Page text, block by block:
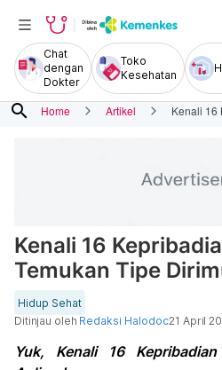
Chat
dengan
Dokter
Toko
Kesehatan
search Home Artikel Kenali 16
Kenali 16
Temukan Tipe
Hidup Sehat
Ditinjau oleh Redaksi Halodoc21 April
Yuk, Kenali 16